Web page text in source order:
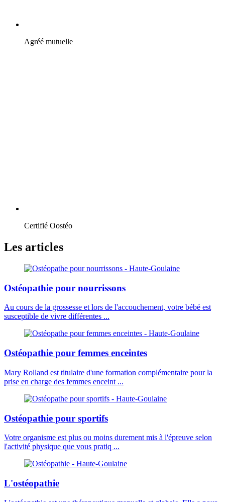
Agréé mutuelle
Certifié Oostéo
Les articles
Ostéopathie pour nourrissons
Au cours de la grossesse et lors de l'accouchement, votre bébé est
susceptible de vivre différentes ...
Ostéopathie pour femmes enceintes
Mary Rolland est titulaire d'une formation complémentaire pour la
prise en charge des femmes enceint ...
Ostéopathie pour sportifs
Votre organisme est plus ou moins durement mis à l'épreuve selon
l'activité physique que vous pratiq ...
L'ostéopathie